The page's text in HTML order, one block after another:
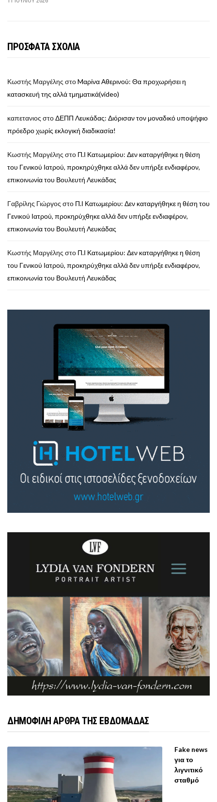
ΠΡΟΣΦΑΤΑ ΣΧΟΛΙΑ
Κωστής Μαργέλης στοMαρίνα Αθερινού: Θα προχωρήσει η
κατασκευή της αλλά τμηματικά(video)
καπετανιος στοΔΕΠΠ Λευκάδας: Διόρισαν τον μοναδικό υποψήφιο
πρόεδρο χωρίς εκλογική διαδικασία!
Κωστής Μαργέλης στο Π.Ι Κατωμερίου: Δεν καταργήθηκε η θέση
του Γενικού Ιατρού, προκηρύχθηκε αλλά δεν υπήρξε ενδιαφέρον,
επικοινωνία του Βουλευτή Λευκάδας
Γαβρίλης Γιώργος στο Π.Ι Κατωμερίου: Δεν καταργήθηκε η θέση του
Γενικού Ιατρού, προκηρύχθηκε αλλά δεν υπήρξε ενδιαφέρον,
επικοινωνία του Βουλευτή Λευκάδας
Κωστής Μαργέλης στο Π.Ι Κατωμερίου: Δεν καταργήθηκε η θέση
του Γενικού Ιατρού, προκηρύχθηκε αλλά δεν υπήρξε ενδιαφέρον,
επικοινωνία του Βουλευτή Λευκάδας
ΔΗΜΟΦΙΛΗ ΑΡΘΡΑ ΤΗΣ ΕΒΔΟΜΑΔΑΣ
Fake news
για το
λιγνιτικό
σταθμό